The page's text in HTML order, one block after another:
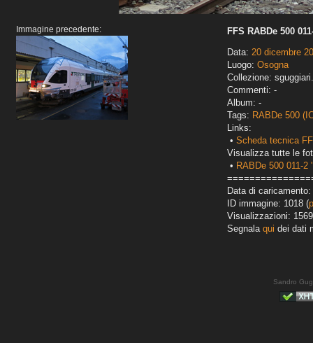
Immagine precedente:
FFS RABDe 500
Data: 20 dicembre
Luogo: Osogna
Collezione:
Commenti: -
Album: -
Tags: RABDe 500
Links:
• Scheda tecnica
Visualizza tutte le
• RABDe 500 011-2
Data di caricamento:
ID immagine: 1018 (
Visualizzazioni: 1569
Segnala qui dei dati
Sandro